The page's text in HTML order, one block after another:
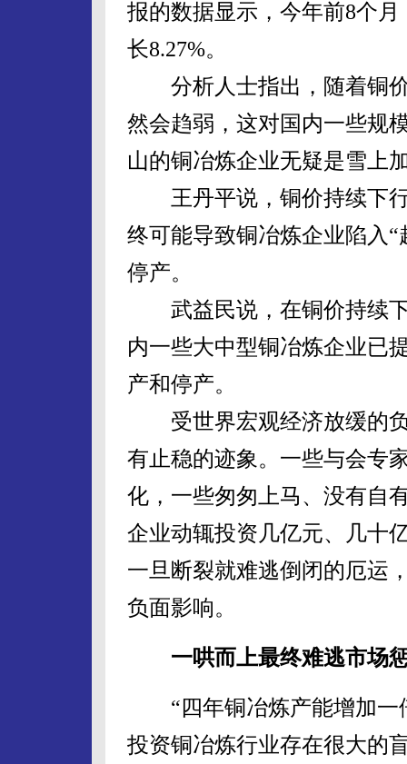
报的数据显示，今年前8个
长8.27%。
分析人士指出，随着铜价
然会趋弱，这对国内一些规
山的铜冶炼企业无疑是雪上
王丹平说，铜价持续下行
终可能导致铜冶炼企业陷入
停产。
武益民说，在铜价持续下
内一些大中型铜冶炼企业已
产和停产。
受世界宏观经济放缓的负
有止稳的迹象。一些与会专
化，一些匆匆上马、没有自
企业动辄投资几亿元、几十
一旦断裂就难逃倒闭的厄运
负面影响。
一哄而上最终难逃市场
“四年铜冶炼产能增加一
投资铜冶炼行业存在很大的